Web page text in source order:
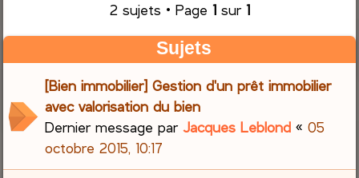
r
c
r
2 sujets • Page 1sur 1
Sujets
[Bien immobilier] Gestion d'un prêt immobilier
avec valorisation du bien
Dernier message parJacques Leblond «05
octobre 2015, 10:17